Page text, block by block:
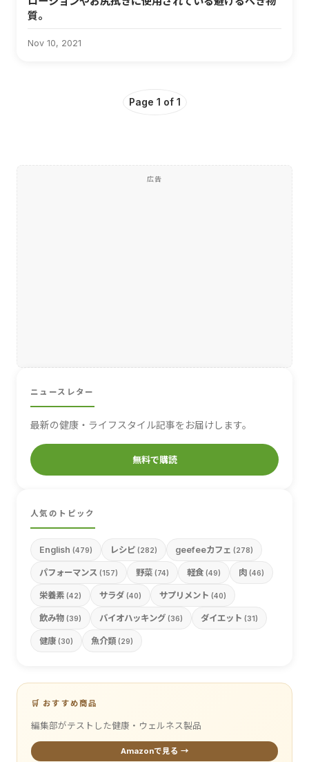
質。
Nov 10, 2021
Page 1 of 1
広告
ニュースレター
最新の健康・ライフスタイル記事をお届けします。
無料で購読
人気のトピック
English (479) レシピ (282) geefeeカフェ (278)
パフォーマンス (157) 野菜 (74) 軽食 (49) 肉 (46)
栄養素 (42) サラダ (40) サプリメント (40)
飲み物 (39) バイオハッキング (36) ダイエット (31)
健康 (30) 魚介類 (29)
🛒 おすすめ商品
編集部がテストした健康・ウェルネス製品
Amazonで見る →